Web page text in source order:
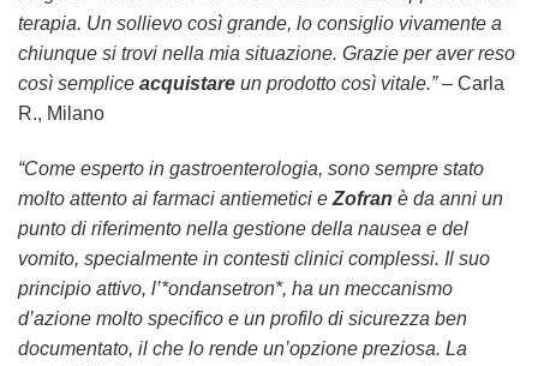
terapia. Un sollievo così grande, lo consiglio vivamente a
chiunque si trovi nella mia situazione. Grazie per aver reso
così semplice acquistare un prodotto così vitale.”– Carla
R., Milano
“Come esperto in gastroenterologia, sono sempre stato
molto attento ai farmaci antiemetici e Zofran è da anni un
punto di riferimento nella gestione della nausea e del
vomito, specialmente in contesti clinici complessi. Il suo
principio attivo, l’*ondansetron*, ha un meccanismo
d’azione molto specifico e un profilo di sicurezza ben
documentato, il che lo rende un’opzione preziosa. La